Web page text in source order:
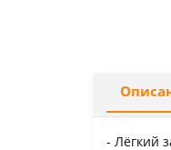
- Лёгкий